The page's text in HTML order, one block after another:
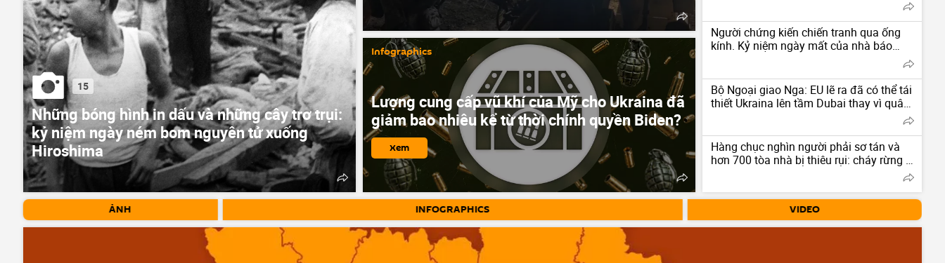
15
Những bóng hình in dấu và những cây trơ trụi:
kỷ niệm ngày ném bom nguyên tử xuống
Hiroshima
Người chứng kiến chiến tranh qua ống
kính. Kỷ niệm ngày mất của nhà báo
Bộ Ngoại giao Nga: EU lẽ ra đã có thể tái
thiết Ukraina lên tầm Dubai thay vì quân
Hàng chục nghìn người phải sơ tán và
hơn 700 tòa nhà bị thiêu rụi: cháy rừng ở
Lượng cung cấp vũ khí của Mỹ cho Ukraina đã
giảm bao nhiêu kể từ thời chính quyền Biden?
Infographics
Xem
ẢNH INFOGRAPHICS VIDEO